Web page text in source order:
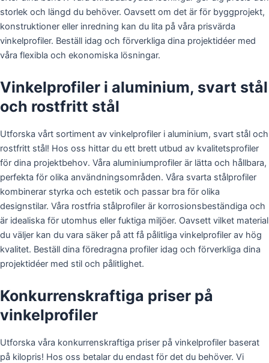
storlek och längd du behöver. Oavsett om det är för byggprojekt,
konstruktioner eller inredning kan du lita på våra prisvärda
vinkelprofiler. Beställ idag och förverkliga dina projektidéer med
våra flexibla och ekonomiska lösningar.
Vinkelprofiler i aluminium, svart stål
och rostfritt stål
Utforska vårt sortiment av vinkelprofiler i aluminium, svart stål och
rostfritt stål! Hos oss hittar du ett brett utbud av kvalitetsprofiler
för dina projektbehov. Våra aluminiumprofiler är lätta och hållbara,
perfekta för olika användningsområden. Våra svarta stålprofiler
kombinerar styrka och estetik och passar bra för olika
designstilar. Våra rostfria stålprofiler är korrosionsbeständiga och
är idealiska för utomhus eller fuktiga miljöer. Oavsett vilket material
du väljer kan du vara säker på att få pålitliga vinkelprofiler av hög
kvalitet. Beställ dina föredragna profiler idag och förverkliga dina
projektidéer med stil och pålitlighet.
Konkurrenskraftiga priser på
vinkelprofiler
Utforska våra konkurrenskraftiga priser på vinkelprofiler baserat
på kilopris! Hos oss betalar du endast för det du behöver. Vi